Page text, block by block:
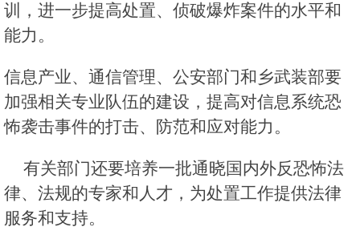
训，进一步提高处置、侦破爆炸案件的水平和
能力。
信息产业、通信管理、公安部门和乡武装部要
加强相关专业队伍的建设，提高对信息系统恐
怖袭击事件的打击、防范和应对能力。
有关部门还要培养一批通晓国内外反恐怖法
律、法规的专家和人才，为处置工作提供法律
服务和支持。